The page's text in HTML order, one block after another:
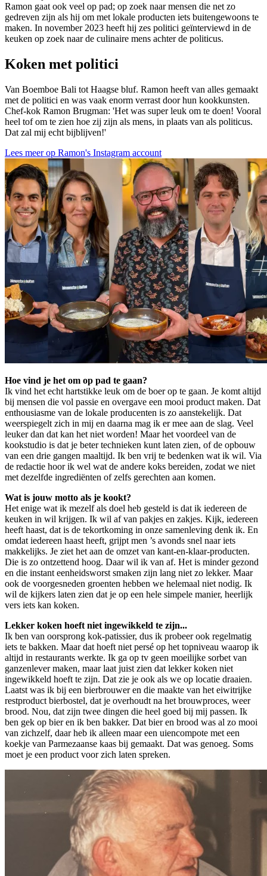
Ramon gaat ook veel op pad; op zoek naar mensen die net zo
gedreven zijn als hij om met lokale producten iets buitengewoons te
maken. In november 2023 heeft hij zes politici geïnterviewd in de
keuken op zoek naar de culinaire mens achter de politicus.
Koken met politici
Van Boemboe Bali tot Haagse bluf. Ramon heeft van alles gemaakt
met de politici en was vaak enorm verrast door hun kookkunsten.
Chef-kok Ramon Brugman: 'Het was super leuk om te doen! Vooral
heel tof om te zien hoe zij zijn als mens, in plaats van als politicus.
Dat zal mij echt bijblijven!'
Lees meer op Ramon's Instagram account
Hoe vind je het om op pad te gaan?
Ik vind het echt hartstikke leuk om de boer op te gaan. Je komt altijd
bij mensen die vol passie en overgave een mooi product maken. Dat
enthousiasme van de lokale producenten is zo aanstekelijk. Dat
weerspiegelt zich in mij en daarna mag ik er mee aan de slag. Veel
leuker dan dat kan het niet worden! Maar het voordeel van de
kookstudio is dat je beter technieken kunt laten zien, of de opbouw
van een drie gangen maaltijd. Ik ben vrij te bedenken wat ik wil. Via
de redactie hoor ik wel wat de andere koks bereiden, zodat we niet
met dezelfde ingrediënten of zelfs gerechten aan komen.
Wat is jouw motto als je kookt?
Het enige wat ik mezelf als doel heb gesteld is dat ik iedereen de
keuken in wil krijgen. Ik wil af van pakjes en zakjes. Kijk, iedereen
heeft haast, dat is de tekortkoming in onze samenleving denk ik. En
omdat iedereen haast heeft, grijpt men ’s avonds snel naar iets
makkelijks. Je ziet het aan de omzet van kant-en-klaar-producten.
Die is zo ontzettend hoog. Daar wil ik van af. Het is minder gezond
en die instant eenheidsworst smaken zijn lang niet zo lekker. Maar
ook de voorgesneden groenten hebben we helemaal niet nodig. Ik
wil de kijkers laten zien dat je op een hele simpele manier, heerlijk
vers iets kan koken.
Lekker koken hoeft niet ingewikkeld te zijn...
Ik ben van oorsprong kok-patissier, dus ik probeer ook regelmatig
iets te bakken. Maar dat hoeft niet persé op het topniveau waarop ik
altijd in restaurants werkte. Ik ga op tv geen moeilijke sorbet van
ganzenlever maken, maar laat juist zien dat lekker koken niet
ingewikkeld hoeft te zijn. Dat zie je ook als we op locatie draaien.
Laatst was ik bij een bierbrouwer en die maakte van het eiwitrijke
restproduct bierbostel, dat je overhoudt na het brouwproces, weer
brood. Nou, dat zijn twee dingen die heel goed bij mij passen. Ik
ben gek op bier en ik ben bakker. Dat bier en brood was al zo mooi
van zichzelf, daar heb ik alleen maar een uiencompote met een
koekje van Parmezaanse kaas bij gemaakt. Dat was genoeg. Soms
moet je een product voor zich laten spreken.